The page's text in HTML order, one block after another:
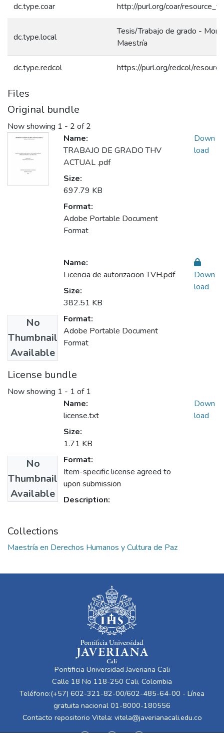
dc.type.coar http://purl.org/coar/
dc.type.local
Tesis/Trabajo de grado -
Maestría
dc.type.redcol https://purl.org/redcol/
Files
Original bundle
Now showing 1 - 2 of 2
Name:
TRABAJO DE GRADO THV
ACTUAL .pdf
Size:
697.79 KB
Format:
Adobe Portable Document
Format
Down
load
No
Thumbnail
Available
Name:
Licencia de autorizacion TVH.pdf
Size:
382.51 KB
Format:
Adobe Portable Document
Format
Down
load
License bundle
Now showing 1 - 1 of 1
No
Thumbnail
Available
Name:
license.txt
Size:
1.71 KB
Format:
Item-specific license agreed to
upon submission
Description:
Down
load
Collections
Maestría en Derechos Humanos y Cultura de Paz
Pontificia Universidad Javeriana Cali
Calle 18 No 118-250 Cali, Colombia
Teléfono:(+57) 602-321-82-00/602-485-64-00 - Línea
gratuita nacional 01-8000-180556
Contacto repositorio Vitela: vitela@javerianacali.edu.co